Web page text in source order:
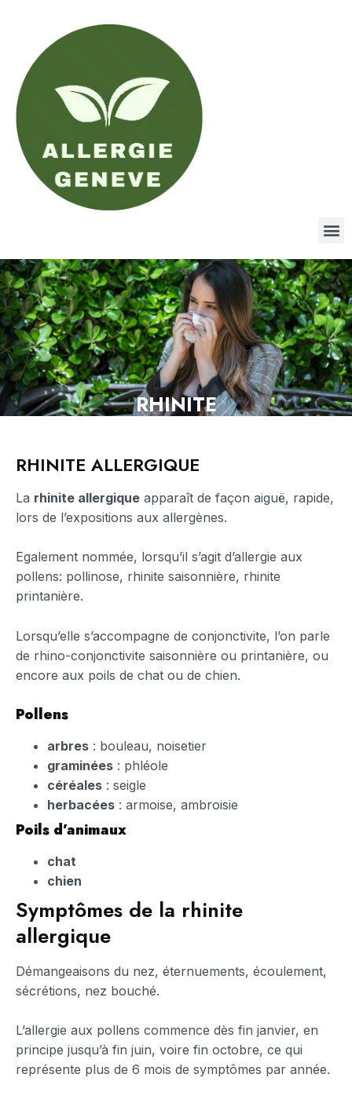
RHINITE
RHINITE ALLERGIQUE
La rhinite allergique apparaît de façon aiguë, rapide,
lors de l’expositions aux allergènes.
Egalement nommée, lorsqu’il s’agit d’allergie aux
pollens: pollinose, rhinite saisonnière, rhinite
printanière.
Lorsqu’elle s’accompagne de conjonctivite, l’on parle
de rhino-conjonctivite saisonnière ou printanière, ou
encore aux poils de chat ou de chien.
Pollens
arbres : bouleau, noisetier
graminées : phléole
céréales : seigle
herbacées : armoise, ambroisie
Poils d’animaux
chat
chien
Symptômes de la rhinite
allergique
Démangeaisons du nez, éternuements, écoulement,
sécrétions, nez bouché.
L’allergie aux pollens commence dès fin janvier, en
principe jusqu’à fin juin, voire fin octobre, ce qui
représente plus de 6 mois de symptômes par année.